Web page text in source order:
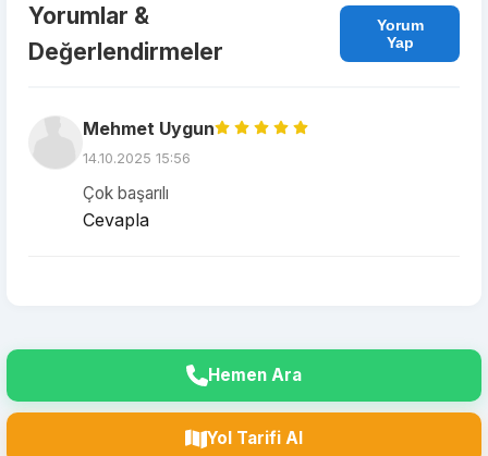
Yorumlar &
Değerlendirmeler
Yorum
Yap
Mehmet Uygun
14.10.2025 15:56
Çok başarılı
Cevapla
Hemen Ara
Yol Tarifi Al